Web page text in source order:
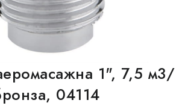
1", 7,5 м3/
04114